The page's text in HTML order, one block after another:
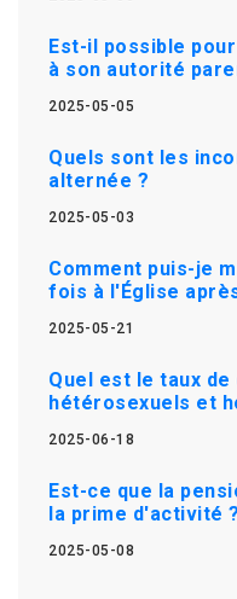
Est-il possible
à son autorité
2025-05-05
Quels sont les
alternée ?
2025-05-03
Comment puis-je
fois à l'Église
2025-05-21
Quel est le taux
hétérosexuels et
2025-06-18
Est-ce que la
la prime d'activité ?
2025-05-08